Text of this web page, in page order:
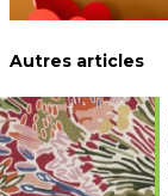
Autres articles